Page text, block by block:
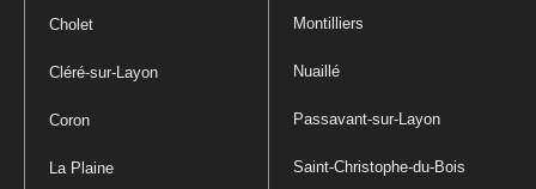
Cholet
Cléré-sur-Layon
Coron
La Plaine
Montilliers
Nuaillé
Passavant-sur-Layon
Saint-Christophe-du-Bois